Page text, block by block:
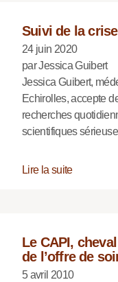
Suivi de la
24 juin 2020
par Jessica Guibert
Jessica Guibert,
Echirolles, accepte
recherches
scientifiques
Lire la suite
Le CAPI,
de l’offre de
5 avril 2010